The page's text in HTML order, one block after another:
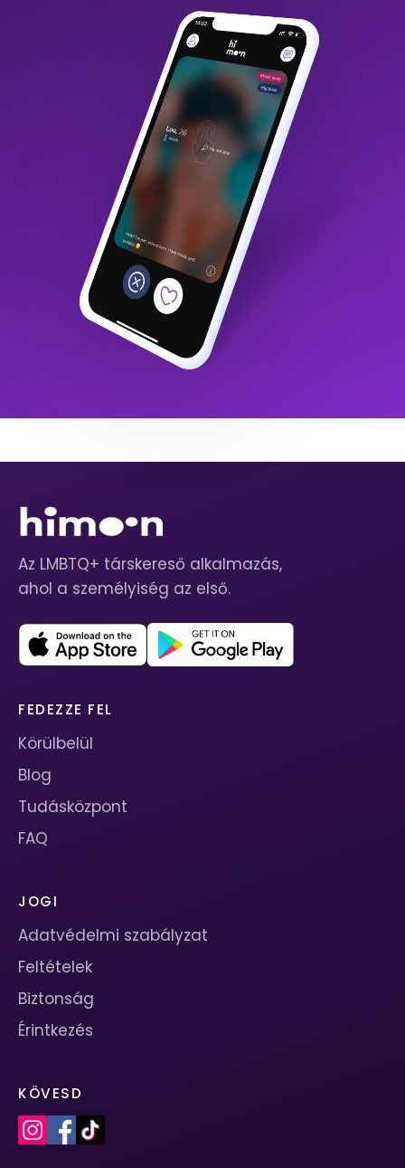
Az LMBTQ+ társkereső alkalmazás,
ahol a személyiség az első.
FEDEZZE FEL
Körülbelül
Blog
Tudásközpont
FAQ
JOGI
Adatvédelmi szabályzat
Feltételek
Biztonság
Érintkezés
KÖVESD